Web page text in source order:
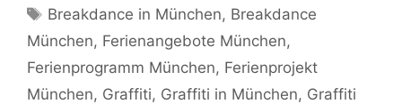
Schlagwörter
Breakdance in München, Breakdance
München, Ferienangebote München,
Ferienprogramm München, Ferienprojekt
München, Graffiti, Graffiti in München, Graffiti